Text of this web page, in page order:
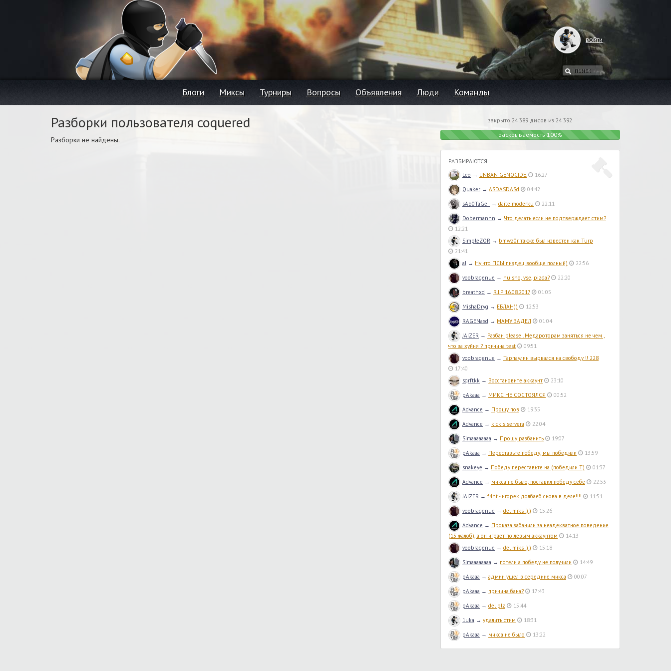
войти
Блоги Миксы Турниры Вопросы Объявления Люди Команды
Разборки пользователя coquered
Разборки не найдены.
закрыто 24 389 дисов из 24 392
раскрываемость 100%
РАЗБИРАЮТСЯ
Leo → UNBAN GENOCIDE. 16:27
Quaker → ASDASDASd 04:42
sAb0TaGe_ → daite moderku 22:11
Dobermannn → Что делать если не подтверждает стим?
12:21
SimpleZOR → bmwz0r также был известен как Turp
21:41
aJ → Ну что ПСЫ пиздец вообще полный) 22:56
voobragenue → nu sho, vse, pizda? 22:20
breathxd → R.I.P 16.08.2017 01:05
MishaDryg → ЕБЛАН)) 12:53
RAGENasd → МАМУ ЗАДЕЛ 01:04
JAIZER → Разбан please . Медароторам заняться не чем ,
что за хуйня ? причина test
09:51
voobragenue → Тарпаулин вырвался на свободу !! 228
17:40
sqrftkk → Восстановите аккаунт 23:10
pAkaaa → МИКС НЕ СОСТОЯЛСЯ 00:52
Advance → Прошу пов 19:35
Advance → kick s servera 22:04
Simaaaaaaaa → Прошу разбанить 19:07
pAkaaa → Переставьте победу, мы победили 13:59
snakeye → Победу переставьте на (победили T) 01:37
Advance → микса не было, поставил победу себе 22:53
JAIZER → f4nt - игорек долбаеб снова в деле!!!! 11:51
voobragenue → del miks :):) 15:26
Advance → Проказа забанили за неадекватное поведение
(15 жалоб), а он играет по левым аккаунтом
14:13
voobragenue → del miks :):) 15:18
Simaaaaaaaa → потели а победу не получили 14:49
pAkaaa → админ ушел в середине микса 00:07
pAkaaa → причина бана? 17:43
pAkaaa → del plz 15:44
1uka → удалить стим 18:31
pAkaaa → микса не было 13:22